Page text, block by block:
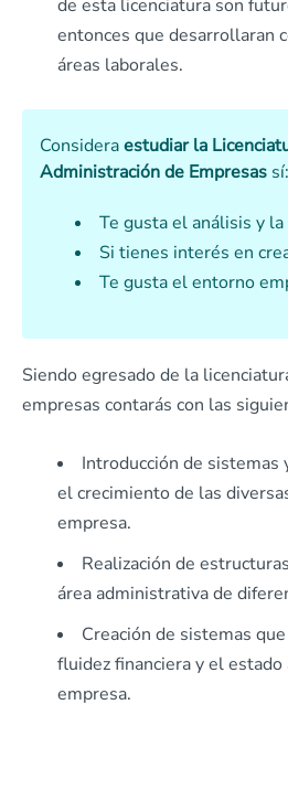
de esta licenciatura son
entonces que desarrollaran
áreas laborales.
Consideraestudiar la
Administración de Empresas sí:
Te gusta el análisis y la
Si tienes interés en
Te gusta el entorno
Siendo egresado de la
empresas contarás con las
Introducción de sistemas
el crecimiento de las
empresa.
Realización de
área administrativa de
Creación de sistemas
fluidez financiera y el
empresa.